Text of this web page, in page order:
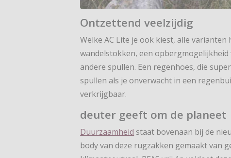
Ontzettend veelzijdig
Welke AC Lite je ook kiest, alle
wandelstokken, een
andere spullen. Een regenhoes, die
spullen als je onverwacht in een
verkrijgbaar.
deuter geeft om de planeet
Duurzaamheid staat bovenaan bij de
body van deze rugzakken gemaakt van